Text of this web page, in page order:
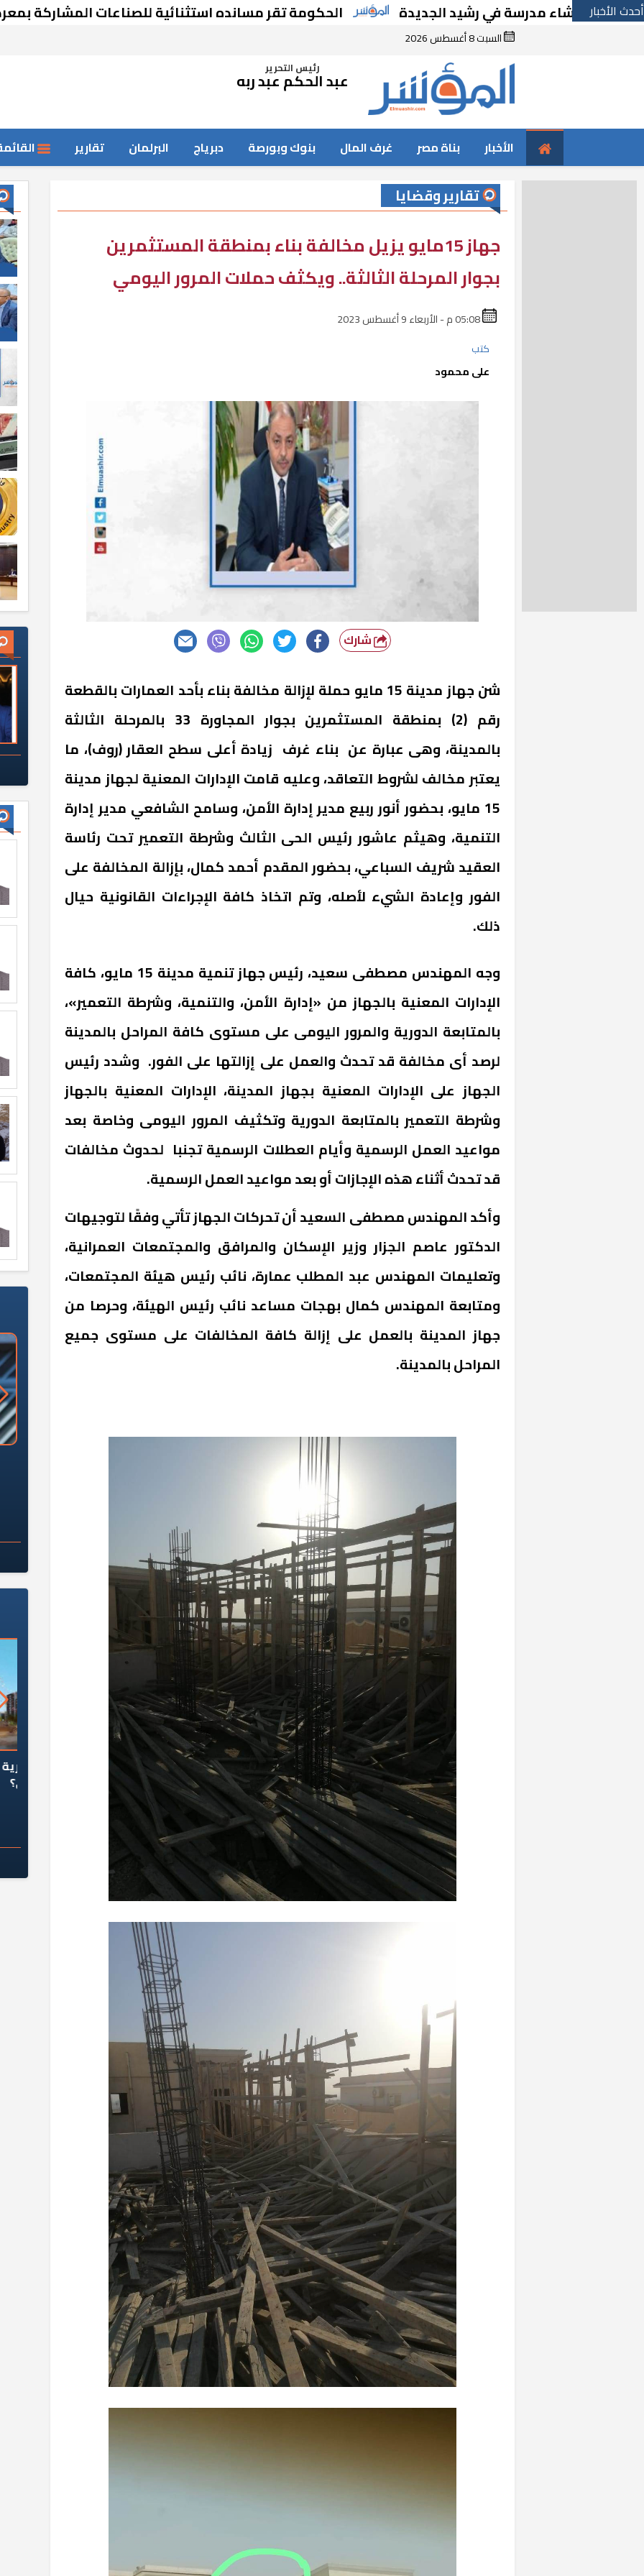
أحدث الأخبارمدرسة في رشيد الجديدة الحكومة تقر مسانده استثنائية للصناعات المشاركة بمعرض دمشق
السبت 8 أغسطس 2026
رئيس التحرير
عبد الحكم عبد ربه
الأخبار بناة مصر غرف المال بنوك وبورصة دبرياج البرلمان تقارير
تقارير وقضايا
جهاز 15مايو يزيل مخالفة بناء بمنطقة المستثمرين
بجوار المرحلة الثالثة.. ويكثف حملات المرور اليومي
كتب
على محمود
شارك
شن جهاز مدينة 15 مايو حملة لإزالة مخالفة بناء بأحد العمارات بالقطعة
رقم (2) بمنطقة المستثمرين بجوار المجاورة 33 بالمرحلة الثالثة
بالمدينة، وهى عبارة عن بناء غرف زيادة أعلى سطح العقار (روف)، ما
يعتبر مخالف لشروط التعاقد، وعليه قامت الإدارات المعنية لجهاز مدينة
15 مايو، بحضور أنور ربيع مدير إدارة الأمن، وسامح الشافعي مدير إدارة
التنمية، وهيثم عاشور رئيس الحى الثالث وشرطة التعمير تحت رئاسة
العقيد شريف السباعي، بحضور المقدم أحمد كمال، بإزالة المخالفة على
الفور وإعادة الشيء لأصله، وتم اتخاذ كافة الإجراءات القانونية حيال
ذلك.
وجه المهندس مصطفى سعيد، رئيس جهاز تنمية مدينة 15 مايو، كافة
الإدارات المعنية بالجهاز من «إدارة الأمن، والتنمية، وشرطة التعمير»،
بالمتابعة الدورية والمرور اليومى على مستوى كافة المراحل بالمدينة
لرصد أى مخالفة قد تحدث والعمل على إزالتها على الفور. وشدد رئيس
الجهاز على الإدارات المعنية بجهاز المدينة، الإدارات المعنية بالجهاز
وشرطة التعمير بالمتابعة الدورية وتكثيف المرور اليومى وخاصة بعد
مواعيد العمل الرسمية وأيام العطلات الرسمية تجنبا لحدوث مخالفات
قد تحدث أثناء هذه الإجازات أو بعد مواعيد العمل الرسمية.
وأكد المهندس مصطفى السعيد أن تحركات الجهاز تأتي وفقًا لتوجيهات
الدكتور عاصم الجزار وزير الإسكان والمرافق والمجتمعات العمرانية،
وتعليمات المهندس عبد المطلب عمارة، نائب رئيس هيئة المجتمعات،
ومتابعة المهندس كمال بهجات مساعد نائب رئيس الهيئة، وحرصا من
جهاز المدينة بالعمل على إزالة كافة المخالفات على مستوى جميع
المراحل بالمدينة.
خشبية بفناء مقبرة "باكي"
«المؤشر» يطرح السؤال الصعب: هل
كان اختيار خريج معهد العاشر من
رمضان وزيرًا للإسكان قرارًا صائبًا؟
لماذا تخالف الشركات العقارية
تعليمات الرئيس السيسي؟